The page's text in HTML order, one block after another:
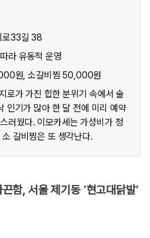
로33길 38​
라 유동적 운영
원, 소갈비찜 50,000원
로가 가진 힙한 분위기 속에서 술
인기가 많아 한 달 전에 미리 예약
러웠다. 이모카세는 가성비가 정
갈비찜은 또 생각난다.
함, 서울 제기동 ‘현고대닭발’